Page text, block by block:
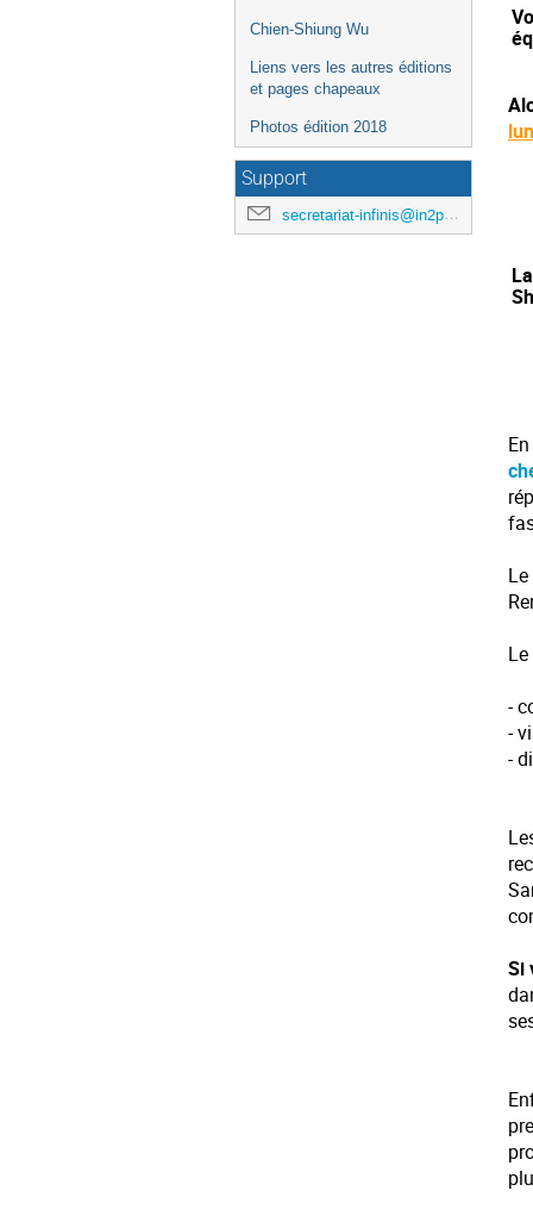
Chien-Shiung Wu
Liens vers les autres éditions
et pages chapeaux
Photos édition 2018
Support
secretariat-infinis@in2p3.fr
-
-
-
Si